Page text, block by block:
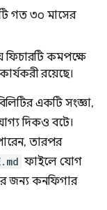
গত ৩০ মাসের
কমপক্ষে
রয়েছে।
একটি সংজ্ঞা,
দিকও বটে।
তারপর
ফাইলে যোগ
জন্য কনফিগার